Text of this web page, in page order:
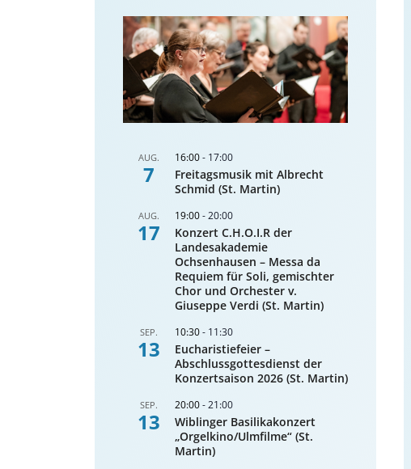
AUG.
7
16:00- 17:00
Freitagsmusik mit Albrecht
Schmid (St. Martin)
AUG.
17
19:00-20:00
Konzert C.H.O.I.R der
Landesakademie
Ochsenhausen – Messa da
Requiem für Soli, gemischter
Chor und Orchester v.
Giuseppe Verdi (St. Martin)
SEP.
13
10:30- 11:30
Eucharistiefeier –
Abschlussgottesdienst der
Konzertsaison 2026 (St. Martin)
SEP.
13
20:00-21:00
Wiblinger Basilikakonzert
„Orgelkino/Ulmfilme“ (St.
Martin)